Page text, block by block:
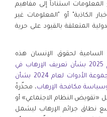
المعلومات استناداً إلى مفاهيم
الكاذبة" أو "المعلومات غير
المتعلقة بالقيود على حرية
لحقوق الإنسان هذه
مذكرتها التوجيهية لعام 2025 بشأن تعريف الإرهاب في
مجموعة الأدوات لعام 2024 بشأن
مكافحة الإرهاب، محذّرةً
«تقويض النظام الاجتماعي» أو
نطاق جرائم الإرهاب ليشمل